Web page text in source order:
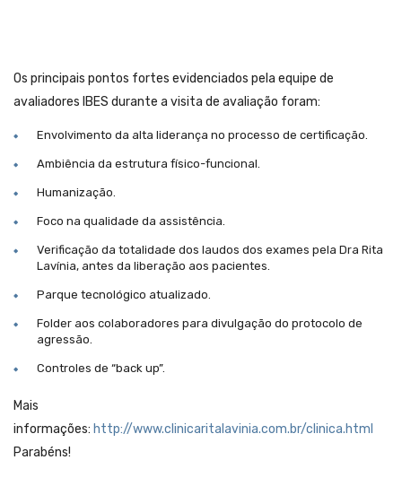
Os principais pontos fortes evidenciados pela equipe de
avaliadores IBES durante a visita de avaliação foram:
Envolvimento da alta liderança no processo de certificação.
Ambiência da estrutura físico-funcional.
Humanização.
Foco na qualidade da assistência.
Verificação da totalidade dos laudos dos exames pela Dra Rita
Lavínia, antes da liberação aos pacientes.
Parque tecnológico atualizado.
Folder aos colaboradores para divulgação do protocolo de
agressão.
Controles de “back up”.
Mais
informações: http://www.clinicaritalavinia.com.br/clinica.html
Parabéns!